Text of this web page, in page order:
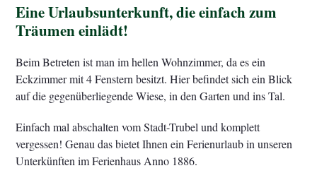
Eine Urlaubsunterkunft, die einfach zum
Träumen einlädt!
Beim Betreten ist man im hellen Wohnzimmer, da es ein
Eckzimmer mit 4 Fenstern besitzt. Hier befindet sich ein Blick
auf die gegenüberliegende Wiese, in den Garten und ins Tal.
Einfach mal abschalten vom Stadt-Trubel und komplett
vergessen! Genau das bietet Ihnen ein Ferienurlaub in unseren
Unterkünften im Ferienhaus Anno 1886.